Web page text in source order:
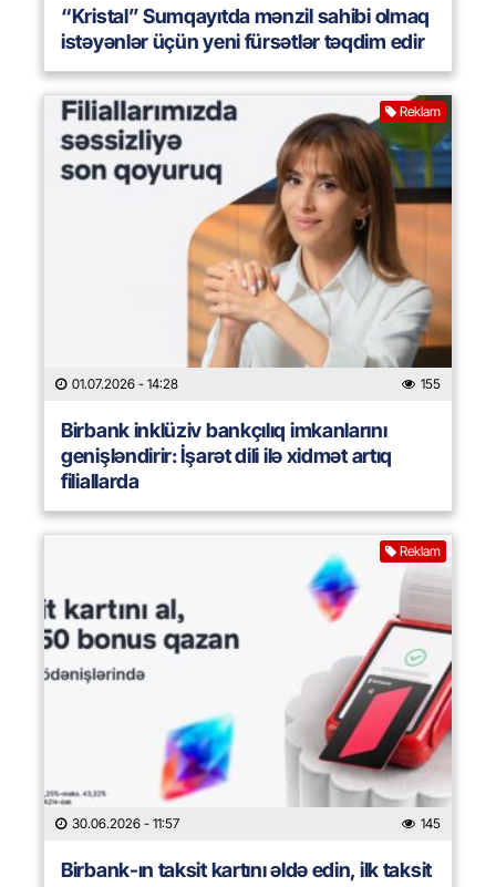
“Kristal” Sumqayıtda mənzil sahibi olmaq
istəyənlər üçün yeni fürsətlər təqdim edir
Reklam
01.07.2026 - 14:28 155
Birbank inklüziv bankçılıq imkanlarını
genişləndirir: İşarət dili ilə xidmət artıq
filiallarda
Reklam
30.06.2026 - 11:57 145
Birbank-ın taksit kartını əldə edin, ilk taksit